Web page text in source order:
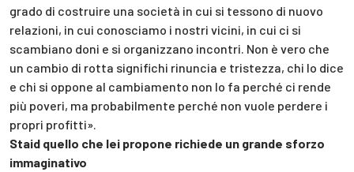
grado di costruire una società in cui si tessono di nuovo
relazioni, in cui conosciamo i nostri vicini, in cui ci si
scambiano doni e si organizzano incontri. Non è vero che
un cambio di rotta significhi rinuncia e tristezza, chi lo dice
e chi si oppone al cambiamento non lo fa perché ci rende
più poveri, ma probabilmente perché non vuole perdere i
propri profitti».
Staid quello che lei propone richiede un grande sforzo
immaginativo